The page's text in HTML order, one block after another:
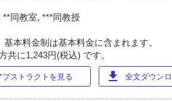
同教室, ***同教授
本料金制は基本料金に含まれます。
に1,243円(税込) です。
ブストラクトを見る download 全文ダウン